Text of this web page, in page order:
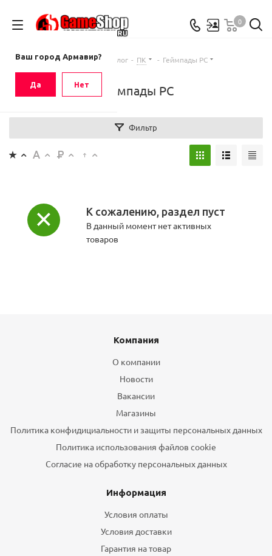
Ваш город Армавир?
Да Нет
0
Главная - Каталог - ПК - Геймпады PC
Геймпады PC
Фильтр
К сожалению, раздел пуст
В данный момент нет активных
товаров
Компания
О компании
Новости
Вакансии
Магазины
Политика конфидициальности и защиты персональных данных
Политика использования файлов cookie
Согласие на обработку персональных данных
Информация
Условия оплаты
Условия доставки
Гарантия на товар